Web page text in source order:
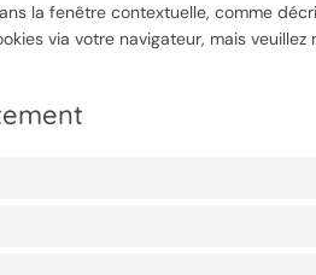
la fenêtre contextuelle, comme
via votre navigateur, mais